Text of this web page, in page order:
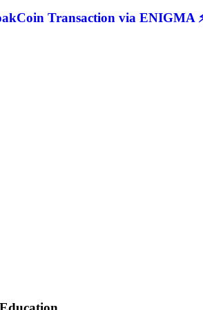
Transaction via ENIGMA